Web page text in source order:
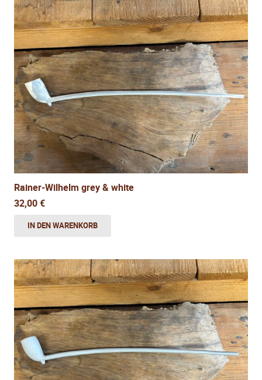
Rainer-Wilhelm grey & white
32,00€
IN DEN WARENKORB